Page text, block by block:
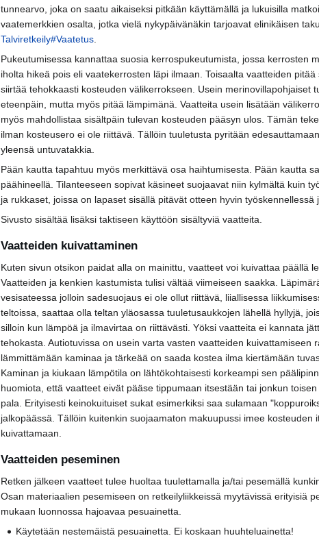
tunnearvo, joka on saatu aikaiseksi pitkään käyttämällä ja lukuisilla
vaatemerkkien osalta, jotka vielä nykypäivänäkin tarjoavat elinikäisen
Talviretkeily#Vaatetus
Pukeutumisessa kannattaa suosia kerrospukeutumista, jossa kerrosten
iholta hikeä pois eli vaatekerrosten läpi ilmaan. Toisaalta vaatteiden
siirtää tehokkaasti kosteuden välikerrokseen. Usein
eteenpäin, mutta myös pitää lämpimänä. Vaatteita usein lisätään
myös mahdollistaa sisältpäin tulevan kosteuden pääsyn ulos. Tämän
ilman kosteusero ei ole riittävä. Tällöin tuuletusta pyritään
yleensä untuvatakkia.
Pään kautta tapahtuu myös merkittävä osa haihtumisesta. Pään kautta
päähineellä. Tilanteeseen sopivat käsineet suojaavat niin kylmältä kuin
ja rukkaset, joissa on lapaset sisällä pitävät otteen hyvin työskennellessä
Sivusto sisältää lisäksi taktiseen käyttöön sisältyviä vaatteita.
Vaatteiden kuivattaminen
Kuten sivun otsikon paidat alla on mainittu, vaatteet voi kuivattaa päällä
Vaatteiden ja kenkien kastumista tulisi vältää viimeiseen saakka.
vesisateessa jolloin sadesuojaus ei ole ollut riittävä, liiallisessa
teltoissa, saattaa olla teltan yläosassa tuuletusaukkojen lähellä hyllyjä,
silloin kun lämpöä ja ilmavirtaa on riittävästi. Yöksi vaatteita ei kannata
tehokasta. Autiotuvissa on usein varta vasten vaatteiden
lämmittämään kaminaa ja tärkeää on saada kostea ilma kiertämään
Kaminan ja kiukaan lämpötila on lähtökohtaisesti korkeampi sen
huomiota, että vaatteet eivät pääse tippumaan itsestään tai jonkun
pala. Erityisesti keinokuituiset sukat esimerkiksi saa sulamaan
jalkopäässä. Tällöin kuitenkin suojaamaton makuupussi imee
kuivattamaan.
Vaatteiden peseminen
Retken jälkeen vaatteet tulee huoltaa tuulettamalla ja/tai pesemällä
Osan materiaalien pesemiseen on retkeilyliikkeissä myytävissä erityisiä
mukaan luonnossa hajoavaa pesuainetta.
Käytetään nestemäistä pesuainetta. Ei koskaan huuhteluainetta!